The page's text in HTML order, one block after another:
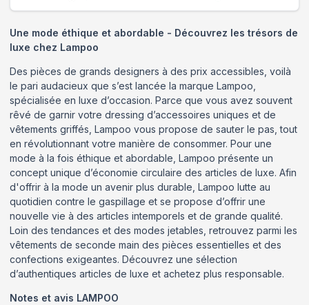
Une mode éthique et abordable - Découvrez les trésors de
luxe chez Lampoo
Des pièces de grands designers à des prix accessibles, voilà
le pari audacieux que s’est lancée la marque Lampoo,
spécialisée en luxe d’occasion. Parce que vous avez souvent
rêvé de garnir votre dressing d’accessoires uniques et de
vêtements griffés, Lampoo vous propose de sauter le pas, tout
en révolutionnant votre manière de consommer. Pour une
mode à la fois éthique et abordable, Lampoo présente un
concept unique d’économie circulaire des articles de luxe. Afin
d'offrir à la mode un avenir plus durable, Lampoo lutte au
quotidien contre le gaspillage et se propose d’offrir une
nouvelle vie à des articles intemporels et de grande qualité.
Loin des tendances et des modes jetables, retrouvez parmi les
vêtements de seconde main des pièces essentielles et des
confections exigeantes. Découvrez une sélection
d’authentiques articles de luxe et achetez plus responsable.
Notes et avis LAMPOO